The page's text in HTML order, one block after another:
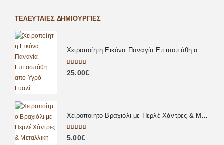
ΤΕΛΕΥΤΑΊΕΣ ΔΗΜΙΟΥΡΓΊΕΣ
Χειροποίητη Εικόνα Παναγία Επτασπάθη από Υγρό Γυαλί
0out of 5
25.00€
0 out of 5
5.00€